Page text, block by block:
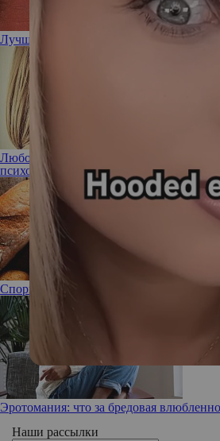
Лучшие бьюти-образы звезд с
Любови Толкалиной после развода
психолога
Спорные продукты: нужно ли нам есть
Эротомания: что за бредовая
Наши рассылки